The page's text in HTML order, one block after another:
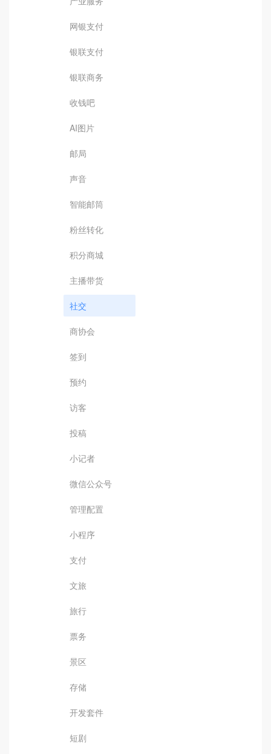
网银支付
银联支付
银联商务
收钱吧
AI图片
邮局
声音
智能邮筒
粉丝转化
积分商城
主播带货
社交
商协会
签到
预约
访客
投稿
小记者
微信公众号
管理配置
小程序
支付
文旅
旅行
票务
景区
存储
开发套件
短剧